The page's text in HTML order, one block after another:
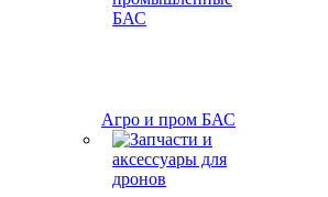
Агро и пром БАС